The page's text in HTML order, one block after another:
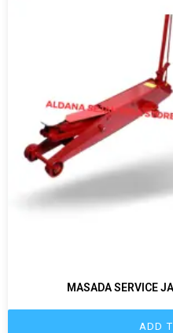
MASADA SERVICE
ADD